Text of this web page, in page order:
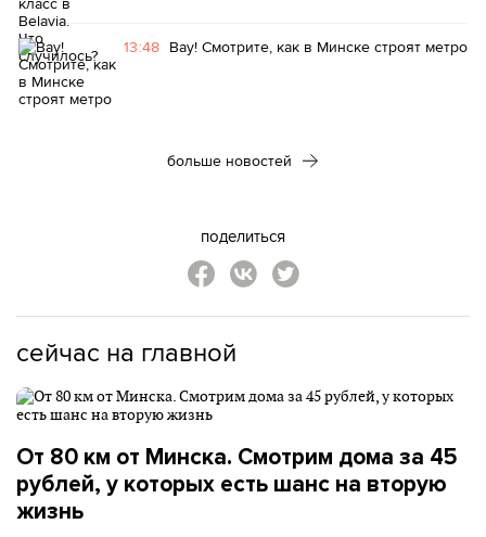
13:48 Вау! Смотрите, как в Минске строят метро
больше новостей
поделиться
сейчас на главной
От 80 км от Минска. Смотрим дома за 45
рублей, у которых есть шанс на вторую
жизнь